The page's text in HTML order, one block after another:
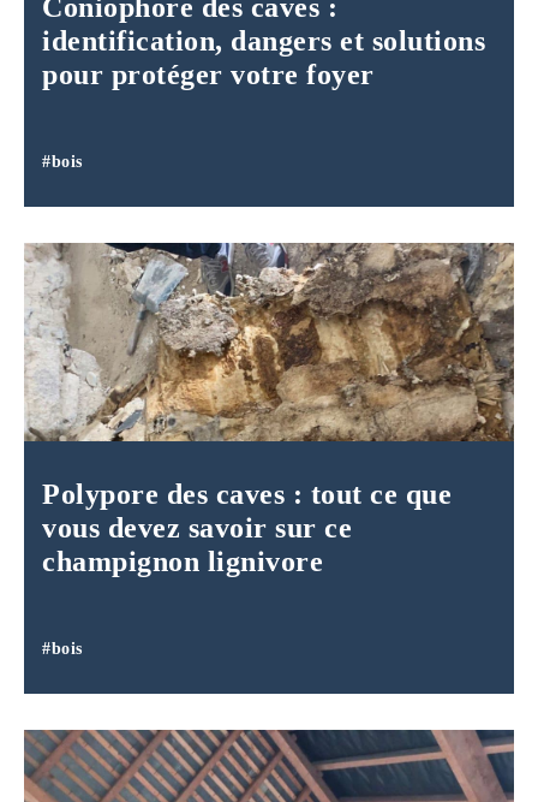
Coniophore des caves :
identification, dangers et solutions
pour protéger votre foyer
#bois
Polypore des caves : tout ce que
vous devez savoir sur ce
champignon lignivore
#bois